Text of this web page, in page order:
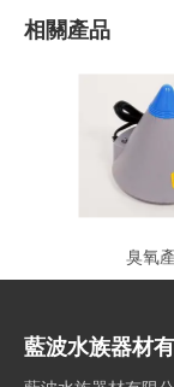
相關產品
臭氧
藍波水族器材